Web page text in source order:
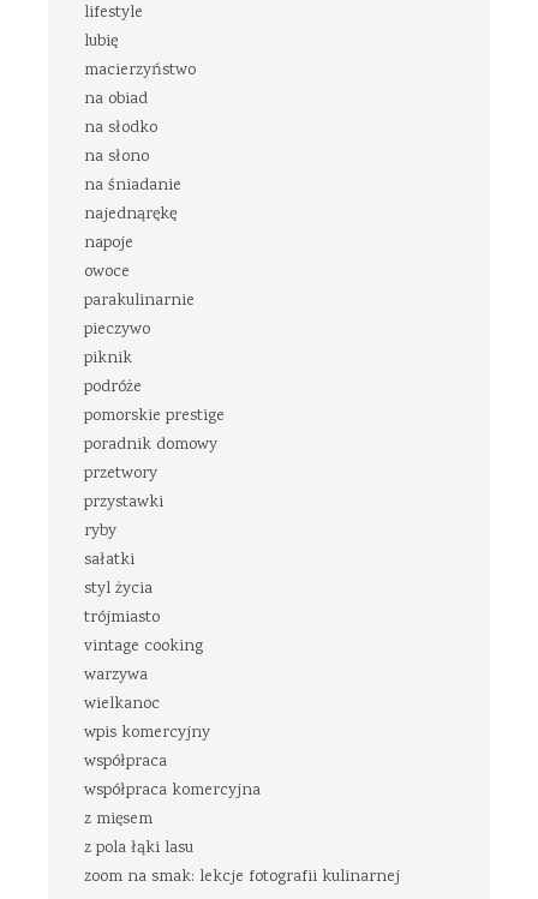
lifestyle
lubię
macierzyństwo
na obiad
na słodko
na słono
na śniadanie
najednąrękę
napoje
owoce
parakulinarnie
pieczywo
piknik
podróże
pomorskie prestige
poradnik domowy
przetwory
przystawki
ryby
sałatki
styl życia
trójmiasto
vintage cooking
warzywa
wielkanoc
wpis komercyjny
współpraca
współpraca komercyjna
z mięsem
z pola łąki lasu
zoom na smak: lekcje fotografii kulinarnej